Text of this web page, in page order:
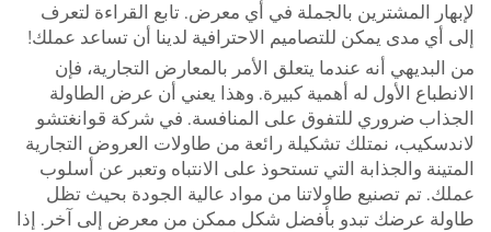
لإبهار المشترين بالجملة في أي معرض. تابع القراءة لتعرف
إلى أي مدى يمكن للتصاميم الاحترافية لدينا أن تساعد عملك!
من البديهي أنه عندما يتعلق الأمر بالمعارض التجارية، فإن
الانطباع الأول له أهمية كبيرة. وهذا يعني أن عرض الطاولة
الجذاب ضروري للتفوق على المنافسة. في شركة قوانغتشو
لاندسكيب، نمتلك تشكيلة رائعة من طاولات العروض التجارية
المتينة والجذابة التي تستحوذ على الانتباه وتعبر عن أسلوب
عملك. تم تصنيع طاولاتنا من مواد عالية الجودة بحيث تظل
طاولة عرضك تبدو بأفضل شكل ممكن من معرض إلى آخر. إذا